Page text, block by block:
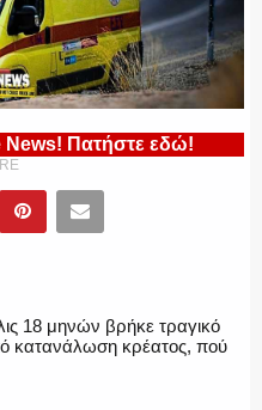
News! Πατήστε εδώ!
18 μηνών βρήκε τραγικό
κατανάλωση κρέατος, πού